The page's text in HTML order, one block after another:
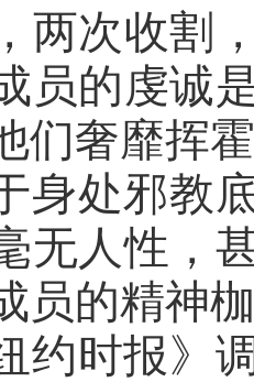
两次收割
员的虔诚
们奢靡挥
身处邪教
无人性，
员的精神
约时报》